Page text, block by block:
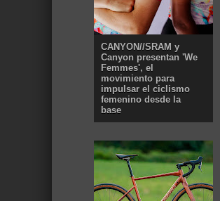
CANYON//SRAM y
Canyon presentan 'We
Femmes', el
movimiento para
impulsar el ciclismo
femenino desde la
base